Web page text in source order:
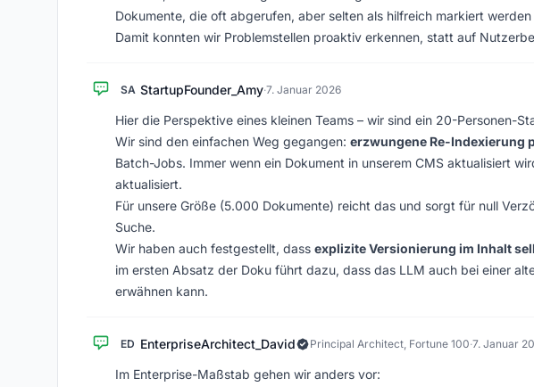
Dokumente, die oft abgerufen, aber selten als hilfreich markiert werden
Damit konnten wir Problemstellen proaktiv erkennen, statt auf
SA StartupFounder_Amy·7. Januar 2026
Hier die Perspektive eines kleinen Teams – wir sind ein 20-Personen-
Wir sind den einfachen Weg gegangen: erzwungene Re-Indexierung
Batch-Jobs. Immer wenn ein Dokument in unserem CMS aktualisiert
aktualisiert.
Für unsere Größe (5.000 Dokumente) reicht das und sorgt für null
Suche.
Wir haben auch festgestellt, dass explizite Versionierung im Inhalt
im ersten Absatz der Doku führt dazu, dass das LLM auch bei einer
erwähnen kann.
ED EnterpriseArchitect_David Principal Architect, Fortune 100·7. Januar
Im Enterprise-Maßstab gehen wir anders vor: